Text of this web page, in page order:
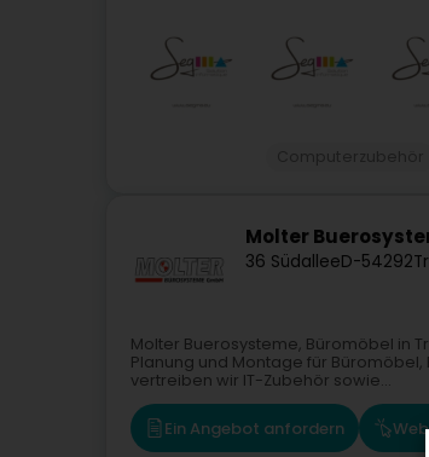
Molter
36 SüdalleeD-54292
Molter Buerosysteme, Büromöbel in
Planung und Montage für
vertreiben wir IT-Zubehör sowie...
Ein Angebot anfordern